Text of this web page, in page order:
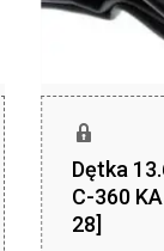
Dętka
C-360
28]